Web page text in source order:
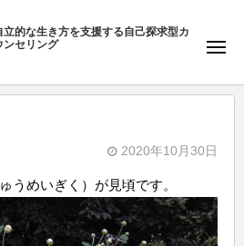
立的な生き方を支援する自己探求型カ
ンセリング
メ
ュ
ー
2020年10月30日
うめいぎく）が見頃です。